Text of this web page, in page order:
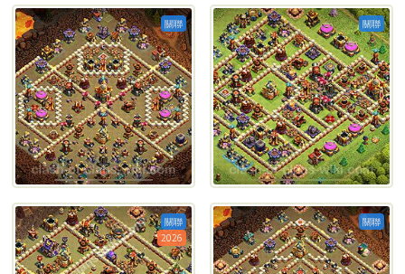
關聯 關聯
關聯
2026
關聯